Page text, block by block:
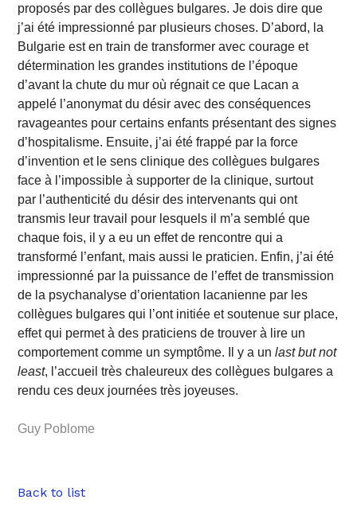
proposés par des collègues bulgares. Je dois dire que
j’ai été impressionné par plusieurs choses. D’abord, la
Bulgarie est en train de transformer avec courage et
détermination les grandes institutions de l’époque
d’avant la chute du mur où régnait ce que Lacan a
appelé l’anonymat du désir avec des conséquences
ravageantes pour certains enfants présentant des signes
d’hospitalisme. Ensuite, j’ai été frappé par la force
d’invention et le sens clinique des collègues bulgares
face à l’impossible à supporter de la clinique, surtout
par l’authenticité du désir des intervenants qui ont
transmis leur travail pour lesquels il m’a semblé que
chaque fois, il y a eu un effet de rencontre qui a
transformé l’enfant, mais aussi le praticien. Enfin, j’ai été
impressionné par la puissance de l’effet de transmission
de la psychanalyse d’orientation lacanienne par les
collègues bulgares qui l’ont initiée et soutenue sur place,
effet qui permet à des praticiens de trouver à lire un
comportement comme un symptôme. Il y a unlast but not
least, l’accueil très chaleureux des collègues bulgares a
rendu ces deux journées très joyeuses.
Guy Poblome
Back to list